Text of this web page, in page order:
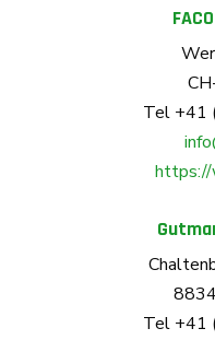
Tel +41
https://
Tel +41